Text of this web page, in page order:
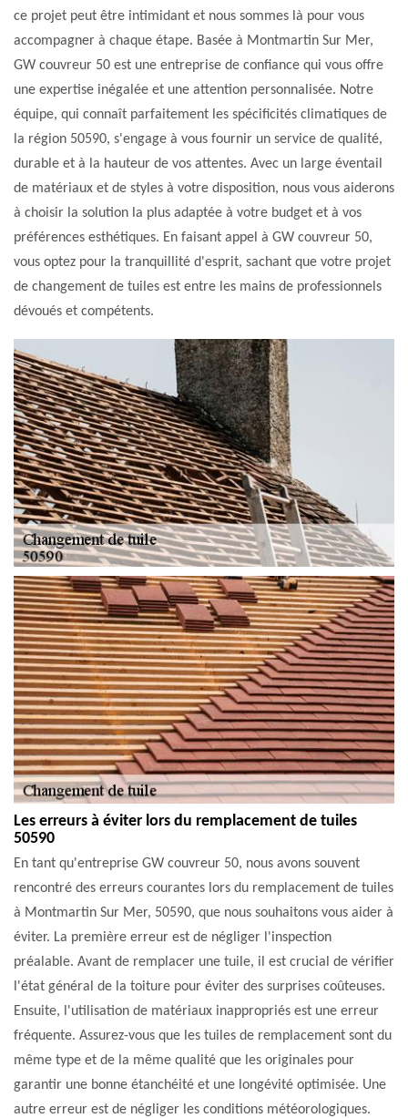
ce projet peut être intimidant et nous sommes là pour vous
accompagner à chaque étape. Basée à Montmartin Sur Mer,
GW couvreur 50 est une entreprise de confiance qui vous offre
une expertise inégalée et une attention personnalisée. Notre
équipe, qui connaît parfaitement les spécificités climatiques de
la région 50590, s'engage à vous fournir un service de qualité,
durable et à la hauteur de vos attentes. Avec un large éventail
de matériaux et de styles à votre disposition, nous vous aiderons
à choisir la solution la plus adaptée à votre budget et à vos
préférences esthétiques. En faisant appel à GW couvreur 50,
vous optez pour la tranquillité d'esprit, sachant que votre projet
de changement de tuiles est entre les mains de professionnels
dévoués et compétents.
Les erreurs à éviter lors du remplacement de tuiles
50590
En tant qu'entreprise GW couvreur 50, nous avons souvent
rencontré des erreurs courantes lors du remplacement de tuiles
à Montmartin Sur Mer, 50590, que nous souhaitons vous aider à
éviter. La première erreur est de négliger l'inspection
préalable. Avant de remplacer une tuile, il est crucial de vérifier
l'état général de la toiture pour éviter des surprises coûteuses.
Ensuite, l'utilisation de matériaux inappropriés est une erreur
fréquente. Assurez-vous que les tuiles de remplacement sont du
même type et de la même qualité que les originales pour
garantir une bonne étanchéité et une longévité optimisée. Une
autre erreur est de négliger les conditions météorologiques.